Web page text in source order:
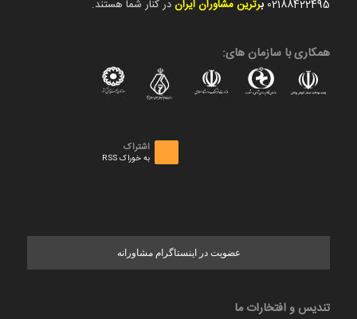
02188422495 برترین مشاوران ایراندر کنار شما هستند.
همکاری با سازمان های:
اشتراک
به خوراک RSS
عضویت در اینستاگرام مشاورانه
تندیس و افتخارات ما